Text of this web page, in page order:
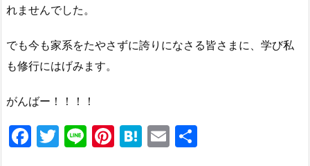
れませんでした。
でも今も家系をたやさずに誇りになさる皆さまに、学び私
も修行にはげみます。
がんばー！！！！
F
T
Li Pi H
E